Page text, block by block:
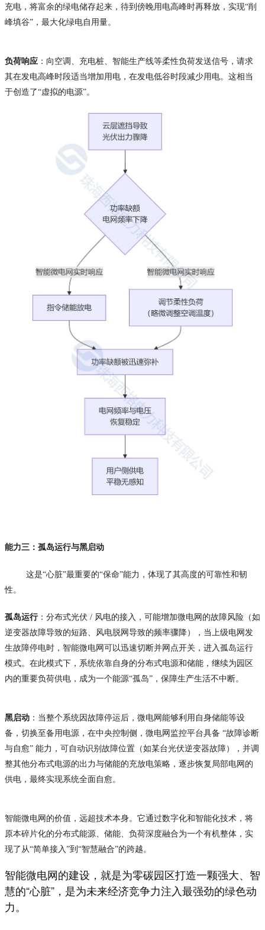
充电，将富余的绿电储存起来，待到傍晚用电高峰时再释放，实现“削
峰填谷”，最大化绿电自用量。
负荷响应 ：向空调、充电桩、智能生产线等柔性负荷发送信号，请求
其在发电高峰时段适当增加用电，在发电低谷时段减少用电。这相当
于创造了“虚拟的电源”。
能力三：孤岛运行与黑启动
这是“心脏”最重要的“保命”能力，体现了其高度的可靠性和韧
性。
孤岛运行：分布式光伏 / 风电的接入，可能增加微电网的故障风险（如
逆变器故障导致的短路、风电脱网导致的频率骤降），当上级电网发
生故障停电时，智能微电网可以迅速切断并网点开关，进入孤岛运行
模式。在此模式下，系统依靠自身的分布式电源和储能，继续为园区
内的重要负荷供电，成为一个能源“孤岛”，保障生产生活不中断。
黑启动 ：当整个系统因故障停运后，微电网能够利用自身储能等设
备，切换至备用电源，在中央控制侧，微电网监控平台具备 “故障诊断
与自愈” 能力，可自动识别故障位置（如某台光伏逆变器故障），并调
整其他分布式电源的出力与储能的充放电策略，逐步恢复局部电网的
供电，最终实现系统全面自愈。
智能微电网的价值，远超技术本身。它通过数字化和智能化技术，将
原本碎片化的分布式能源、储能、负荷深度融合为一个有机整体，实
现了从“简单接入”到“智慧融合”的跨越。
智能微电网的建设，就是为零碳园区打造一颗强大、智
慧的“心脏”，是为未来经济竞争力注入最强劲的绿色动
力。